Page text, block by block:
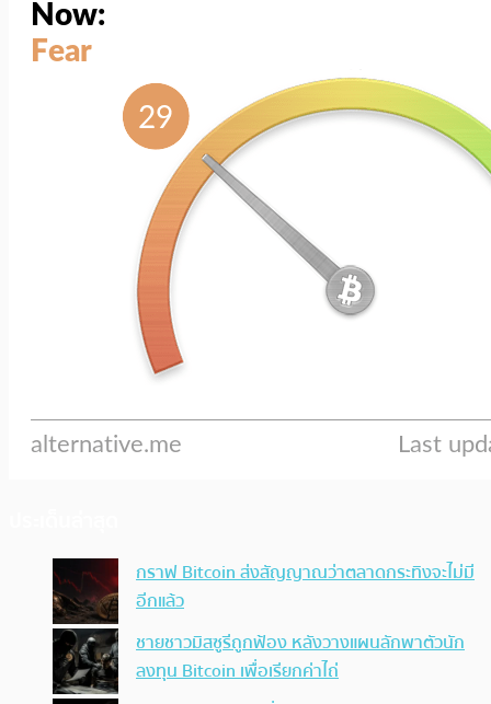
กราฟ Bitcoin ส่งสัญญาณว่าตลาดกระทิงจะไม่มี
อีกแล้ว
ชายชาวมิสซูรีถูกฟ้อง หลังวางแผนลักพาตัวนัก
ลงทุน Bitcoin เพื่อเรียกค่าไถ่